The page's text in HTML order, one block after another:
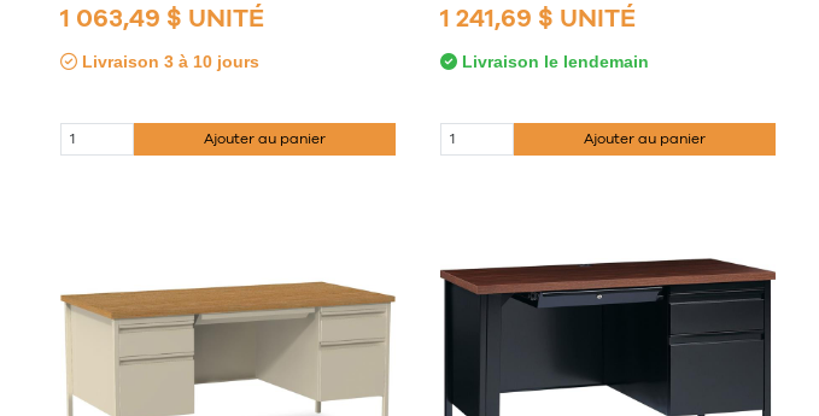
1 063,49 $ UNITÉ
Livraison 3 à 10 jours
Ajouter au panier
1 241,69 $ UNITÉ
Livraison le lendemain
Ajouter au panier